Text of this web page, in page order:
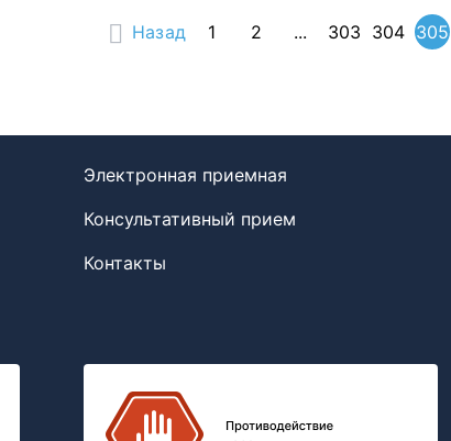
Назад 1 2 ... 303 304 305
Электронная приемная
Консультативный прием
Контакты